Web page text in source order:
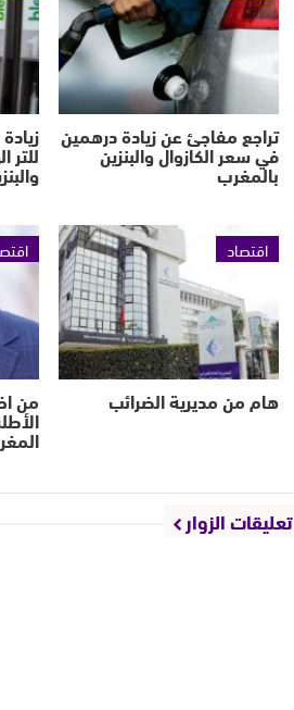
تراجع مفاجئ عن زيادة درهمين
في سعر الكازوال والبنزين
بالمغرب
للتر
اقتصاد
هام من مديرية الضرائب من
تعليقات الزوار